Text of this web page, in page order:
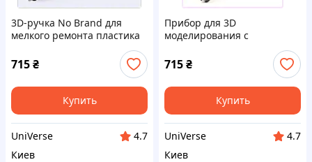
3D-ручка No Brand для
мелкого ремонта пластика
715₴
Купить
UniVerse
4.7
Киев
Прибор для 3D
моделирования с
эргономичным корпусом
No Brand P903247T0
715₴
Купить
UniVerse
4.7
Киев